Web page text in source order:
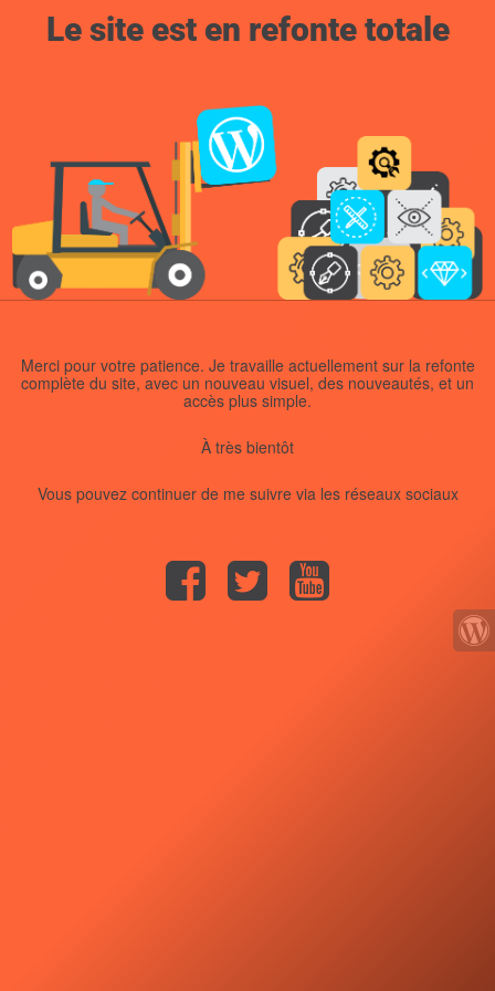
Le site est en refonte totale
Merci pour votre patience. Je travaille actuellement sur la refonte
complète du site, avec un nouveau visuel, des nouveautés, et un
accès plus simple.
À très bientôt
Vous pouvez continuer de me suivre via les réseaux sociaux